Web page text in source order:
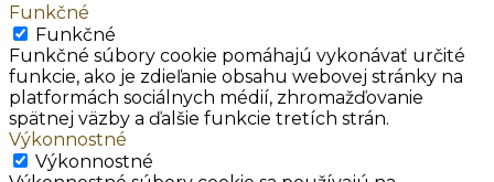
Funkčné
Funkčné
Funkčné súbory cookie pomáhajú vykonávať určité
funkcie, ako je zdieľanie obsahu webovej stránky na
platformách sociálnych médií, zhromažďovanie
spätnej väzby a ďalšie funkcie tretích strán.
Výkonnostné
Výkonnostné